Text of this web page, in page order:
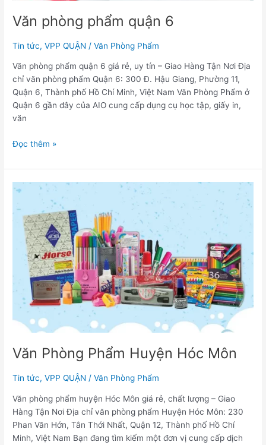
Văn phòng phẩm quận 6
Tin tức,VPP QUẬN /Văn Phòng Phẩm
Văn phòng phẩm quận 6 giá rẻ, uy tín – Giao Hàng Tận Nơi Địa
chỉ văn phòng phẩm Quận 6: 300 Đ. Hậu Giang, Phường 11,
Quận 6, Thành phố Hồ Chí Minh, Việt Nam Văn Phòng Phẩm ở
Quận 6 gần đây của AIO cung cấp dụng cụ học tập, giấy in,
văn
Đọc thêm »
Văn Phòng Phẩm Huyện Hóc Môn
Tin tức,VPP QUẬN /Văn Phòng Phẩm
Văn phòng phẩm huyện Hóc Môn giá rẻ, chất lượng – Giao
Hàng Tận Nơi Địa chỉ văn phòng phẩm Huyện Hóc Môn: 230
Phan Văn Hớn, Tân Thới Nhất, Quận 12, Thành phố Hồ Chí
Minh, Việt Nam Bạn đang tìm kiếm một đơn vị cung cấp dịch
Văn
Phẩm
Huyện
Hóc
Môn